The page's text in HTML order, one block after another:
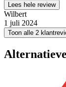
Lees hele review
Wilbert
1 juli 2024
Toon alle 2